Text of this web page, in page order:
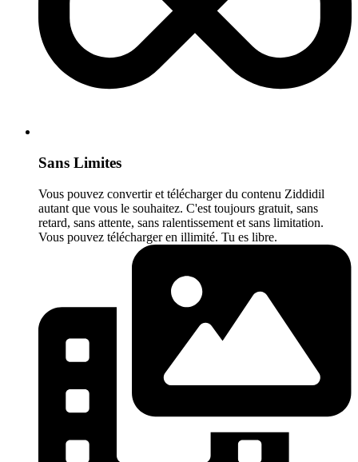
Sans Limites
Vous pouvez convertir et télécharger du contenu Ziddidil
autant que vous le souhaitez. C'est toujours gratuit, sans
retard, sans attente, sans ralentissement et sans limitation.
Vous pouvez télécharger en illimité. Tu es libre.